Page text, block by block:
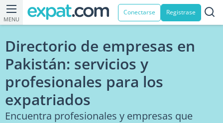
MENU
Conectarse Registrase
Directorio de empresas en
Pakistán: servicios y
profesionales para los
expatriados
Encuentra profesionales y empresas que